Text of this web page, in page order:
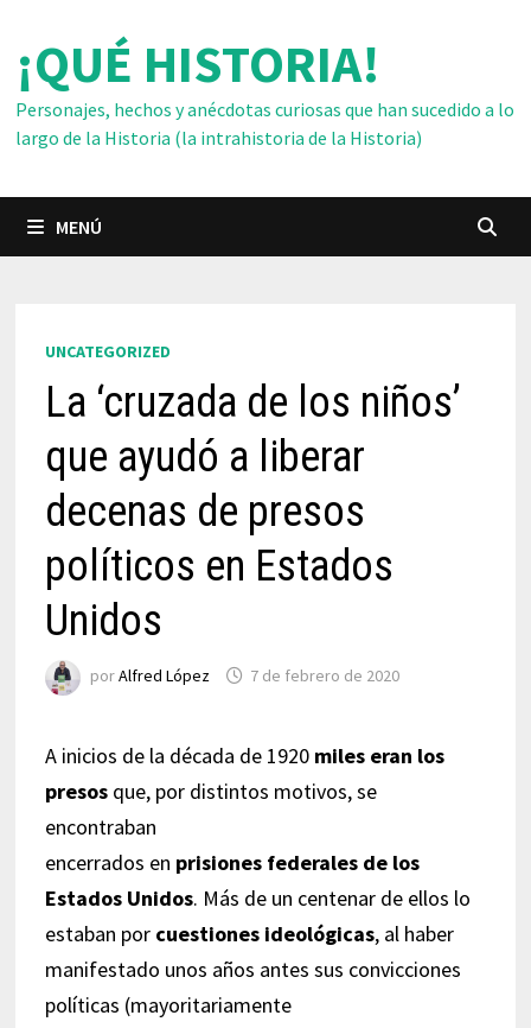
contenido
¡QUÉ HISTORIA!
Personajes, hechos y anécdotas curiosas que han sucedido a lo
largo de la Historia (la intrahistoria de la Historia)
MENÚ
UNCATEGORIZED
La ‘cruzada de los niños’
que ayudó a liberar
decenas de presos
políticos en Estados
Unidos
porAlfred López 7 de febrero de 2020
A inicios de la década de 1920 miles eran los
presosque, por distintos motivos, se
encontraban
encerrados en prisiones federales de los
Estados Unidos. Más de un centenar de ellos lo
estaban por cuestiones ideológicas, al haber
manifestado unos años antes sus convicciones
políticas (mayoritariamente